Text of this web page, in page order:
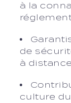
à la
de
à
culture